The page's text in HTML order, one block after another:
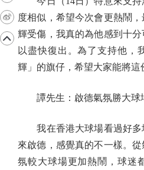
度相似，希望今次會更熱鬧
輝受傷，我真的為他感到十
以盡快復出。為了支持他，
輝」的旗仔，希望大家能將這
譚先生：啟德氣氛勝大球
我在香港大球場看過好多
來啟德，感覺真的不一樣。
氛較大球場更加熱鬧，球迷